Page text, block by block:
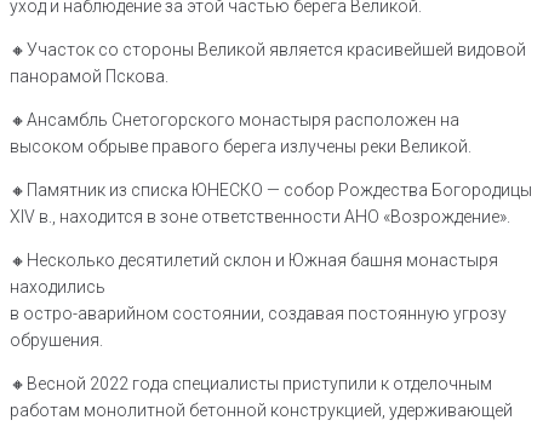
уход и наблюдение за этой частью берега Великой.
🔸️Участок со стороны Великой является красивейшей видовой
панорамой Пскова.
🔸️Ансамбль Снетогорского монастыря расположен на
высоком обрыве правого берега излучены реки Великой.
🔸️Памятник из списка ЮНЕСКО — собор Рождества Богородицы
XIV в., находится в зоне ответственности АНО «Возрождение».
🔸️Несколько десятилетий склон и Южная башня монастыря
находились
в остро-аварийном состоянии, создавая постоянную угрозу
обрушения.
🔸️Весной 2022 года специалисты приступили к отделочным
работам монолитной бетонной конструкцией, удерживающей